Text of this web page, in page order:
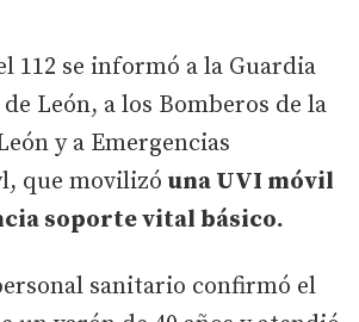
112 se informó a la Guardia
León, a los Bomberos de la
y a Emergencias
que movilizó una UVI móvil
soporte vital básico.
sanitario confirmó el